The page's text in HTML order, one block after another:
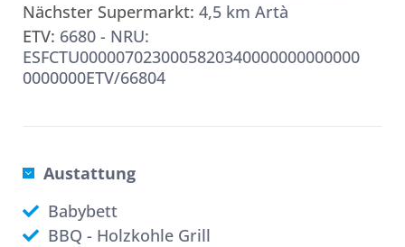
Nächster Supermarkt: 4,5 km Artà
ETV: 6680 - NRU:
ESFCTU0000070230005820340000000000000
0000000ETV/66804
Austattung
Babybett
BBQ - Holzkohle Grill